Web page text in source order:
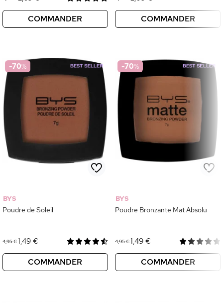
COMMANDER COMMANDER
-70%
BYS
Poudre de Soleil
4,95 €1,49 €
COMMANDER
-70%
BYS
Poudre Bronzante Mat Absolu
4,95 €1,49 €
COMMANDER